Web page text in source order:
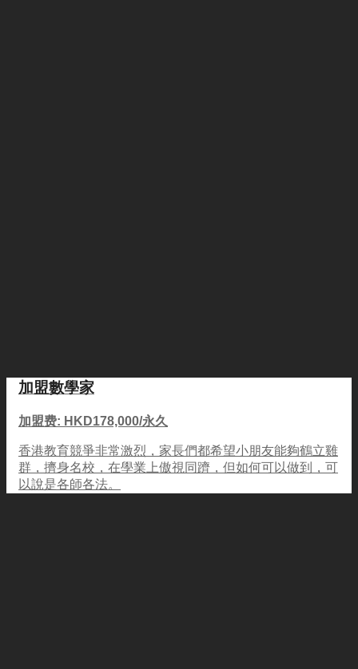
加盟數學家
加盟费: HKD178,000/永久
香港教育競爭非常激烈，家長們都希望小朋友能夠鶴立雞
群，擠身名校，在學業上傲視同躋，但如何可以做到，可
以說是各師各法。